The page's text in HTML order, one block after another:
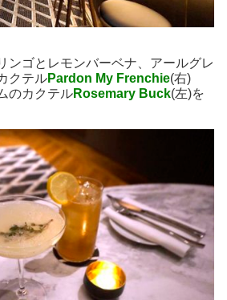
ンゴとレモンバーベナ、アールグレ
クテルPardon My Frenchie(右)
のカクテルRosemary Buck(左)を